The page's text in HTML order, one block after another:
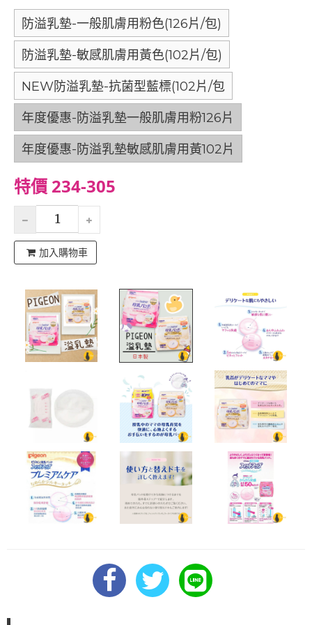
防溢乳墊-一般肌膚用粉色(126片/包)
防溢乳墊-敏感肌膚用黃色(102片/包)
NEW防溢乳墊-抗菌型藍標(102片/包
年度優惠-防溢乳墊一般肌膚用粉126片
年度優惠-防溢乳墊敏感肌膚用黃102片
特價 234-305
加入購物車